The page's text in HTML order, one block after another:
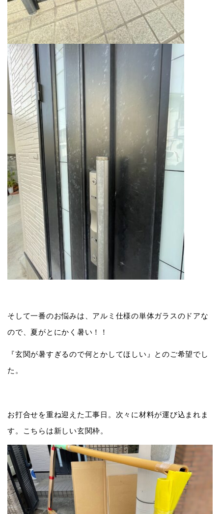
そして一番のお悩みは、アルミ仕様の単体ガラスのドアな
ので、夏がとにかく暑い！！
『玄関が暑すぎるので何とかしてほしい』とのご希望でし
た。
お打合せを重ね迎えた工事日。次々に材料が運び込まれま
す。こちらは新しい玄関枠。